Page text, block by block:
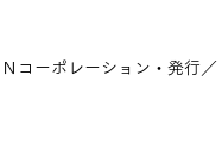
コーポレーション・発行／